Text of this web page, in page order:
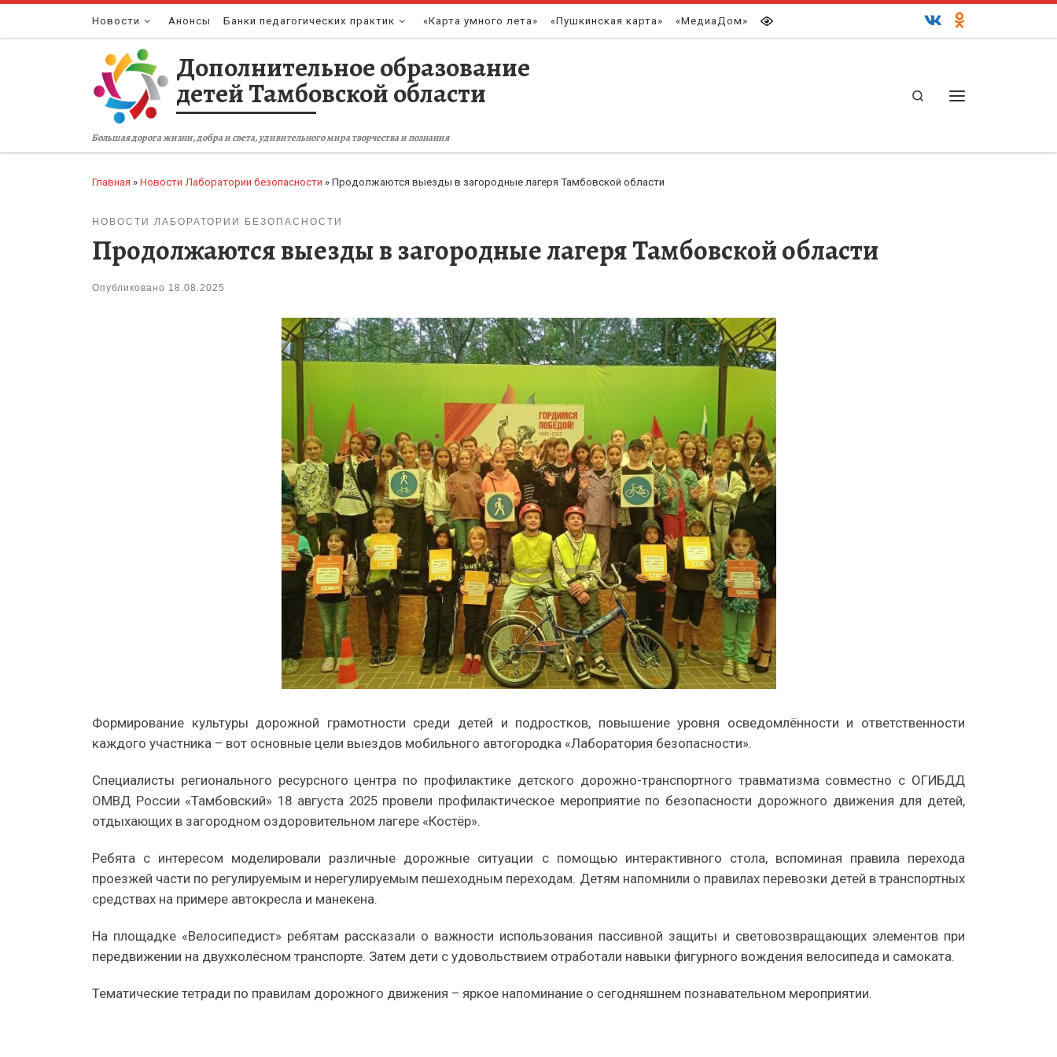
Перейти к содержимому
Новости Анонсы Банки педагогических практик «Карта умного лета» «Пушкинская карта» «МедиаДом»
Дополнительное образование
детей Тамбовской области
Большая дорога жизни, добра и света, удивительного мира творчества и познания
Search
Главная » Новости Лаборатории безопасности » Продолжаются выезды в загородные лагеря Тамбовской области
НОВОСТИ ЛАБОРАТОРИИ БЕЗОПАСНОСТИ
Продолжаются выезды в загородные лагеря Тамбовской области
Опубликовано 18.08.2025
Формирование культуры дорожной грамотности среди детей и подростков, повышение уровня осведомлённости и ответственности
каждого участника – вот основные цели выездов мобильного автогородка «Лаборатория безопасности».
Специалисты регионального ресурсного центра по профилактике детского дорожно-транспортного травматизма совместно с ОГИБДД
ОМВД России «Тамбовский» 18 августа 2025 провели профилактическое мероприятие по безопасности дорожного движения для детей,
отдыхающих в загородном оздоровительном лагере «Костёр».
Ребята с интересом моделировали различные дорожные ситуации с помощью интерактивного стола, вспоминая правила перехода
проезжей части по регулируемым и нерегулируемым пешеходным переходам. Детям напомнили о правилах перевозки детей в транспортных
средствах на примере автокресла и манекена.
На площадке «Велосипедист» ребятам рассказали о важности использования пассивной защиты и световозвращающих элементов при
передвижении на двухколёсном транспорте. Затем дети с удовольствием отработали навыки фигурного вождения велосипеда и самоката.
Тематические тетради по правилам дорожного движения – яркое напоминание о сегодняшнем познавательном мероприятии.